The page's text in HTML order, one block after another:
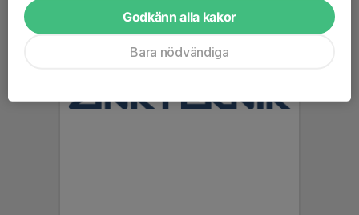
Godkänn alla kakor
Bara nödvändiga